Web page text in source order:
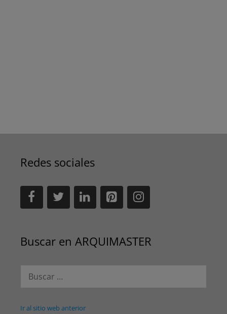
Redes sociales
Buscar en ARQUIMASTER
Ir al sitio web anterior